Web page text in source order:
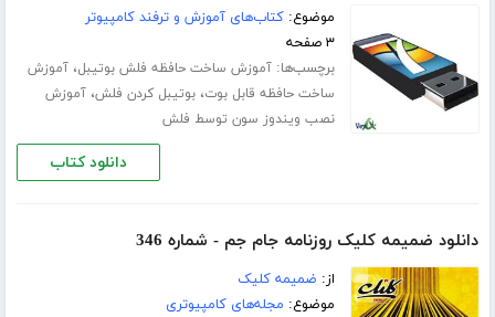
موضوع:کتاب‌های آموزش و ترفند کامپیوتر
۳ صفحه
برچسب‌ها:آموزش ساخت حافظه فلش بوتیبل،آموزش
ساخت حافظه قابل بوت،بوتیبل کردن فلش،آموزش
نصب ویندوز سون توسط فلش
دانلود کتاب
دانلود ضمیمه کلیک روزنامه جام جم - شماره 346
از: ضمیمه کلیک
موضوع: مجله‌های کامپیوتری